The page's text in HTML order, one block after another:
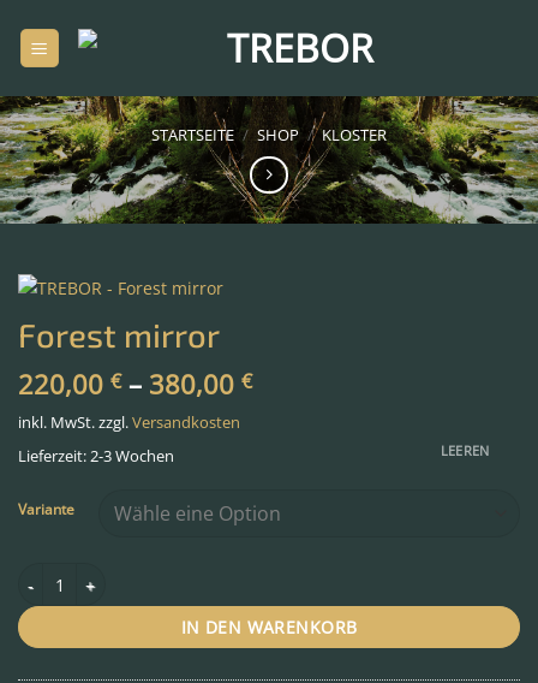
Inhalt
springen
STARTSEITE / SHOP / KLOSTER
Forest mirror
220,00 €– 380,00 €
inkl. MwSt.zzgl.Versandkosten
Lieferzeit: 2-3 Wochen
Variante
LEEREN
IN DEN WARENKORB